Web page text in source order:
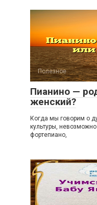
Полезное
Пианино —
женский?
Когда мы говорим о
культуры,
фортепиано,